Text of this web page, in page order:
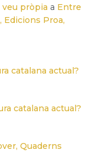
veu pròpia a Entre
Edicions Proa,
catalana actual?
catalana actual?
Quaderns